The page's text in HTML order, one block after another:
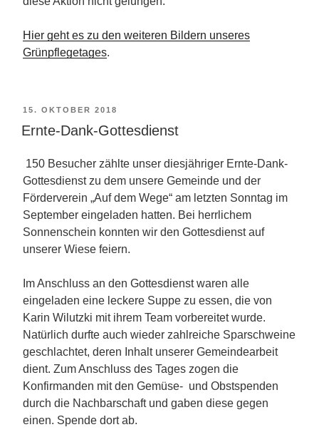
Hier geht es zu den weiteren Bildern unseres
Grünpflegetages.
VERÖFFENTLICHT
AM
15. OKTOBER 2018
Ernte-Dank-Gottesdienst
150 Besucher zählte unser diesjähriger Ernte-Dank-
Gottesdienst zu dem unsere Gemeinde und der
Förderverein „Auf dem Wege“ am letzten Sonntag im
September eingeladen hatten. Bei herrlichem
Sonnenschein konnten wir den Gottesdienst auf
unserer Wiese feiern.
Im Anschluss an den Gottesdienst waren alle
eingeladen eine leckere Suppe zu essen, die von
Karin Wilutzki mit ihrem Team vorbereitet wurde.
Natürlich durfte auch wieder zahlreiche Sparschweine
geschlachtet, deren Inhalt unserer Gemeindearbeit
dient. Zum Anschluss des Tages zogen die
Konfirmanden mit den Gemüse- und Obstspenden
durch die Nachbarschaft und gaben diese gegen
einen. Spende dort ab.